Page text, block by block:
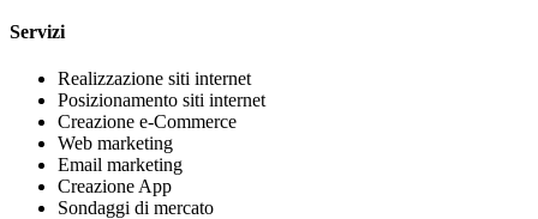
Servizi
Realizzazione siti internet
Posizionamento siti internet
Creazione e-Commerce
Web marketing
Email marketing
Creazione App
Sondaggi di mercato